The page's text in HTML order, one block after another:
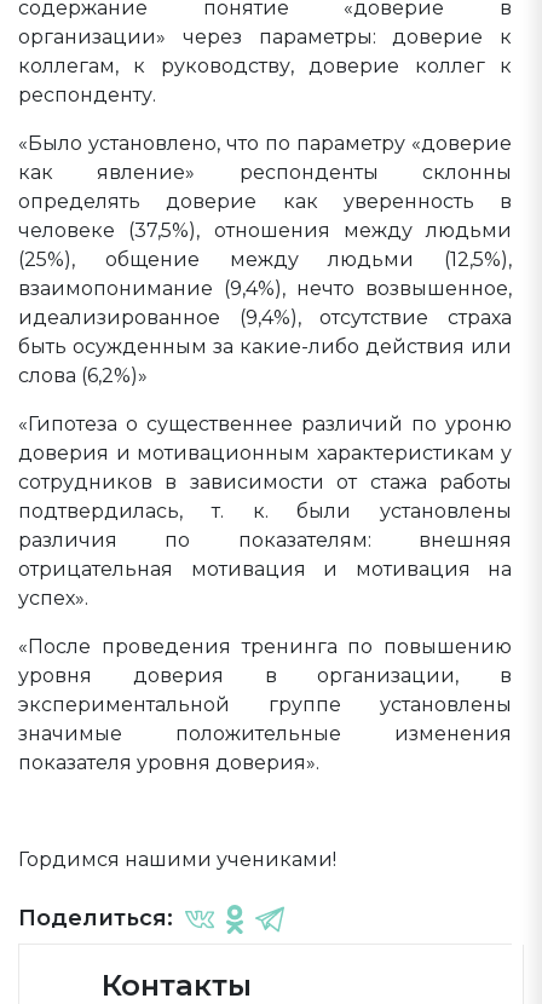
содержание понятие «доверие в
организации» через параметры: доверие к
коллегам, к руководству, доверие коллег к
респонденту.
«Было установлено, что по параметру «доверие
как явление» респонденты склонны
определять доверие как уверенность в
человеке (37,5%), отношения между людьми
(25%), общение между людьми (12,5%),
взаимопонимание (9,4%), нечто возвышенное,
идеализированное (9,4%), отсутствие страха
быть осужденным за какие-либо действия или
слова (6,2%)»
«Гипотеза о существеннее различий по уроню
доверия и мотивационным характеристикам у
сотрудников в зависимости от стажа работы
подтвердилась, т. к. были установлены
различия по показателям: внешняя
отрицательная мотивация и мотивация на
успех».
«После проведения тренинга по повышению
уровня доверия в организации, в
экспериментальной группе установлены
значимые положительные изменения
показателя уровня доверия».
Гордимся нашими учениками!
Поделиться:
Контакты